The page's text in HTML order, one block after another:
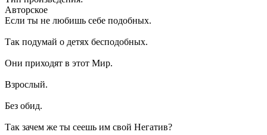
Авторское
Если ты не любишь себе подобных.
Так подумай о детях бесподобных.
Они приходят в этот Мир.
Взрослый.
Без обид.
Так зачем же ты сеешь им свой Негатив?